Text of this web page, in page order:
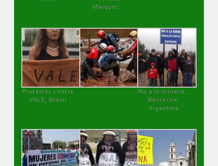
Márquez
Protestas contra
VALE, Brasil
No a la minería ,
Bariloche,
Argentina